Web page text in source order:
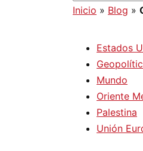
Inicio » Blog »
Estados
Mundo
Oriente
Palestina
Unión